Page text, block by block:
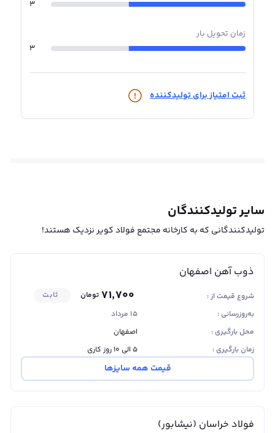
3
زمان تحویل بار
3
ثبت امتیاز برای تولیدکننده
سایر تولیدکنندگان
تولیدکنندگانی که به کارخانه مجتمع فولاد کویر نزدیک هستند!
ذوب آهن اصفهان
شروع قیمت از : ۷۱٬۷۰۰ تومان
ثابت
به‌روزرسانی :
۱۵ مرداد
محل بارگیری :
اصفهان
زمان بارگیری :
۵ الی ۱۰ روز کاری
قیمت همه سایزها
فولاد خراسان (نیشابور)